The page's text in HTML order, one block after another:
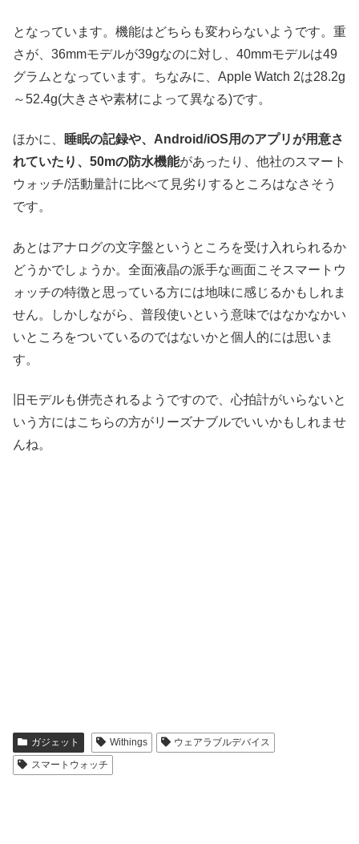
となっています。機能はどちらも変わらないようです。重
さが、36mmモデルが39gなのに対し、40mmモデルは49
グラムとなっています。ちなみに、Apple Watch 2は28.2g
～52.4g(大きさや素材によって異なる)です。
ほかに、
睡眠の記録や、Android/iOS用のアプリが用意さ
れていたり、50mの防水機能があったり、他社のスマート
ウォッチ/活動量計に比べて見劣りするところはなさそう
です。
あとはアナログの文字盤というところを受け入れられるか
どうかでしょうか。全面液晶の派手な画面こそスマートウ
ォッチの特徴と思っている方には地味に感じるかもしれま
せん。しかしながら、普段使いという意味ではなかなかい
いところをついているのではないかと個人的には思いま
す。
旧モデルも併売されるようですので、心拍計がいらないと
いう方にはこちらの方がリーズナブルでいいかもしれませ
んね。
ガジェット Withings
ウェアラブルデバイス
スマートウォッチ